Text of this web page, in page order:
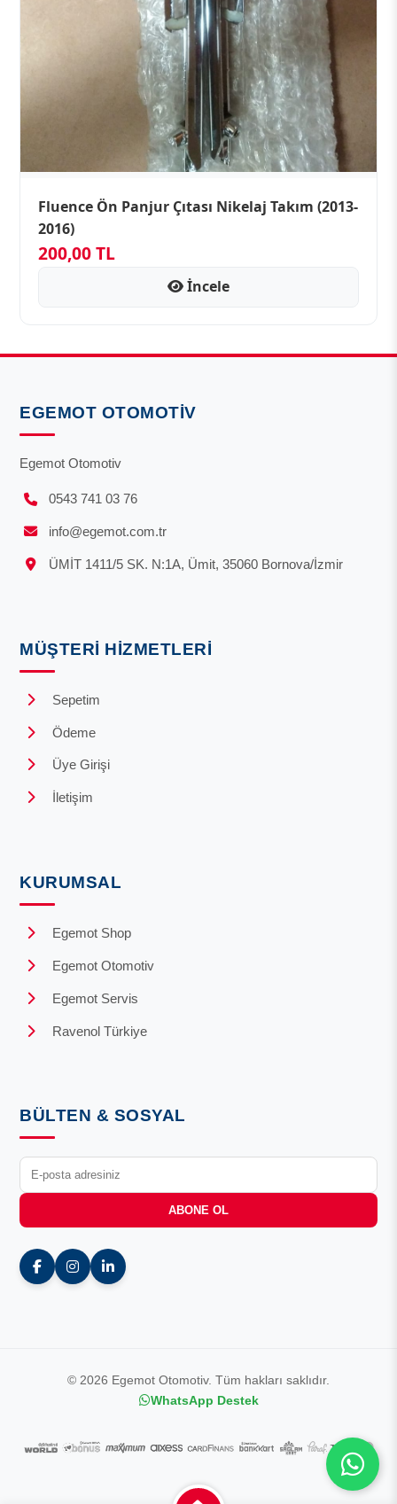
Fluence Ön Panjur Çıtası Nikelaj Takım (2013-
2016)
200,00 TL
İncele
EGEMOT OTOMOTIV
Egemot Otomotiv
0543 741 03 76
info@egemot.com.tr
ÜMİT 1411/5 SK. N:1A, Ümit, 35060 Bornova/İzmir
MÜŞTERI HIZMETLERI
Sepetim
Ödeme
Üye Girişi
İletişim
KURUMSAL
Egemot Shop
Egemot Otomotiv
Egemot Servis
Ravenol Türkiye
BÜLTEN & SOSYAL
ABONE OL
© 2026 Egemot Otomotiv. Tüm hakları saklıdır.
WhatsApp Destek